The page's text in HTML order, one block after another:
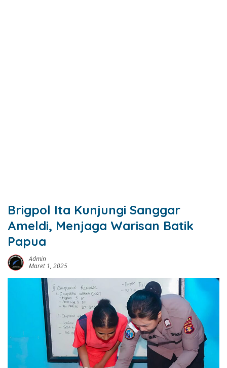
Brigpol Ita Kunjungi Sanggar
Ameldi, Menjaga Warisan Batik
Papua
Admin
Maret 1, 2025